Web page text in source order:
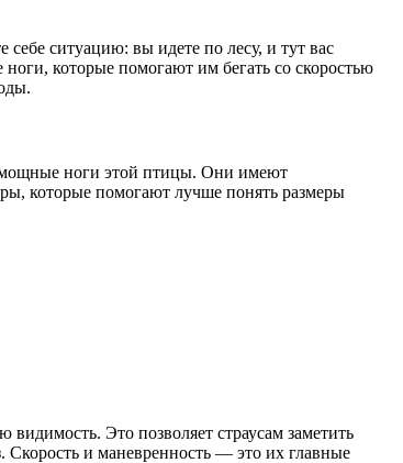
ситуацию: вы идете по лесу, и тут вас
которые помогают им бегать со скоростью
мощные ноги этой птицы. Они имеют
которые помогают лучше понять размеры
Это позволяет страусам заметить
и маневренность — это их главные